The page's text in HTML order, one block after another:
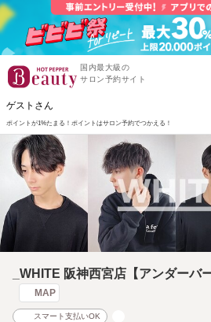
国内最大級の
サロン予約サイト
ゲストさん
ポイントが1%たまる！ ポイントはサロン予約でつかえる！
_WHITE 阪神西宮店【アンダーバ
MAP
スマート支払いOK